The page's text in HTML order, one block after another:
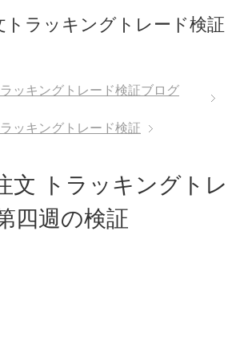
トラッキングトレード検証
ッキングトレード検証ブログ
ッキングトレード検証
文 トラッキングトレ
四週の検証